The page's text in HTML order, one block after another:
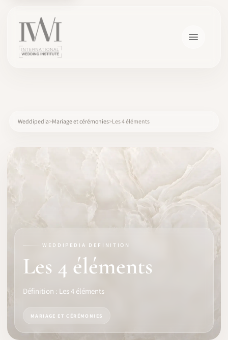
LOGICIEL
IDENTITÉ PRO
Weddipedia Mariage et cérémonies Les 4 éléments
WEDDIPEDIA DEFINITION
Les 4 éléments
Définition : Les 4 éléments
MARIAGE ET CÉRÉMONIES